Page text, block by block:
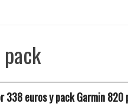
338 euros y pack Garmin